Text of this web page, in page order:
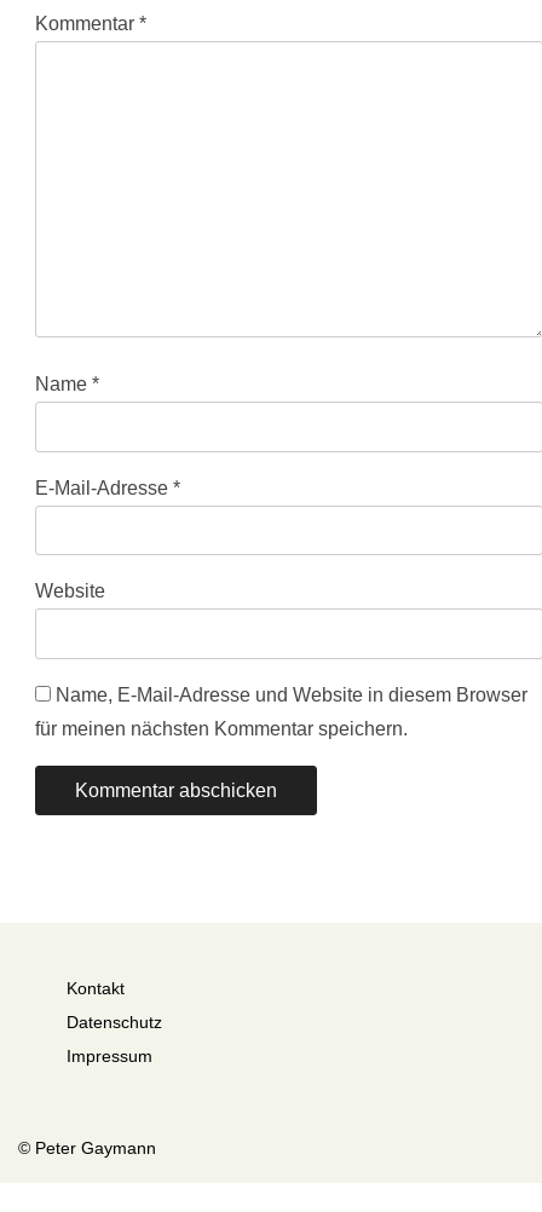
Kommentar *
Name *
E-Mail-Adresse *
Website
Name, E-Mail-Adresse und Website in diesem Browser
für meinen nächsten Kommentar speichern.
Kontakt
Datenschutz
Impressum
© Peter Gaymann